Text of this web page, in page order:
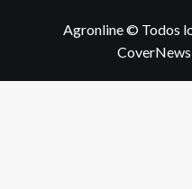
Agronline © Todos
CoverNews